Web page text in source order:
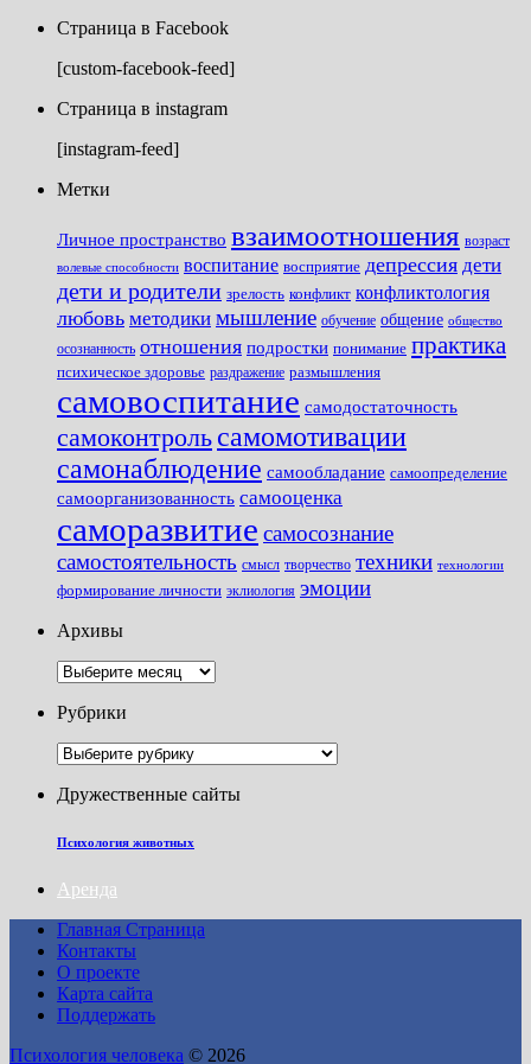
Страница в Facebook
[custom-facebook-feed]
Страница в instagram
[instagram-feed]
Метки
Личное пространство взаимоотношения возраст
волевые способности воспитание восприятие депрессия дети
дети и родители зрелость конфликт конфликтология
любовь методики мышление обучение общение общество
осознанность отношения подростки понимание практика
психическое здоровье раздражение размышления
самовоспитание самодостаточность
самоконтроль самомотивации
самонаблюдение самообладание самоопределение
самоорганизованность самооценка
саморазвитие самосознание
самостоятельность смысл творчество техники технологии
формирование личности эклиология эмоции
Архивы
Архивы
Рубрики
Рубрики
Дружественные сайты
Психология животных
Аренда
Главная Страница
Контакты
О проекте
Карта сайта
Поддержать
Психология человека © 2026